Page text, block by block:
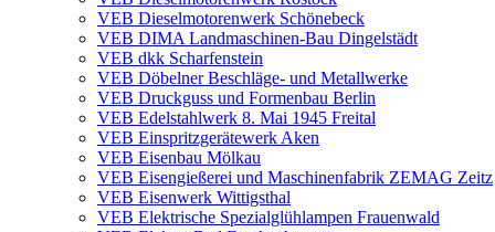
VEB Dieselmotorenwerk Schönebeck
VEB DIMA Landmaschinen-Bau Dingelstädt
VEB dkk Scharfenstein
VEB Döbelner Beschläge- und Metallwerke
VEB Druckguss und Formenbau Berlin
VEB Edelstahlwerk 8. Mai 1945 Freital
VEB Einspritzgerätewerk Aken
VEB Eisenbau Mölkau
VEB Eisengießerei und Maschinenfabrik ZEMAG Zeitz
VEB Eisenwerk Wittigsthal
VEB Elektrische Spezialglühlampen Frauenwald